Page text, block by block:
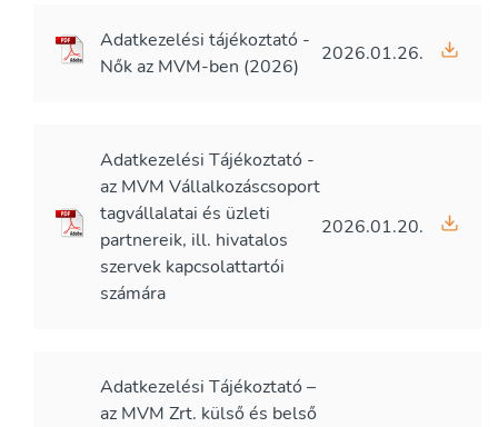
Adatkezelési tájékoztató -
Nők az MVM-ben (2026)
2026.01.26.
Adatkezelési Tájékoztató -
az MVM Vállalkozáscsoport
tagvállalatai és üzleti
partnereik, ill. hivatalos
szervek kapcsolattartói
számára
2026.01.20.
Adatkezelési Tájékoztató –
az MVM Zrt. külső és belső